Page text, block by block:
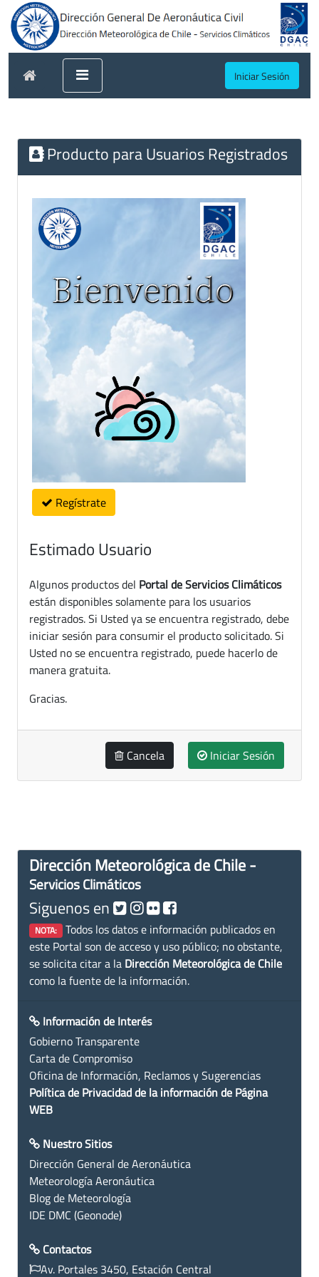
Iniciar Sesión
Producto para Usuarios Registrados
Regístrate
Estimado Usuario
Algunos productos del Portal de Servicios Climáticos
están disponibles solamente para los usuarios
registrados. Si Usted ya se encuentra registrado, debe
iniciar sesión para consumir el producto solicitado. Si
Usted no se encuentra registrado, puede hacerlo de
manera gratuita.
Gracias.
Cancela Iniciar Sesión
Dirección Meteorológica de Chile -
Servicios Climáticos
Siguenos en
NOTA: Todos los datos e información publicados en
este Portal son de acceso y uso público; no obstante,
se solicita citar a la Dirección Meteorológica de Chile
como la fuente de la información.
Información de Interés
Gobierno Transparente
Carta de Compromiso
Oficina de Información, Reclamos y Sugerencias
Política de Privacidad de la información de Página
WEB
Nuestro Sitios
Dirección General de Aeronáutica
Meteorología Aeronáutica
Blog de Meteorología
IDE DMC (Geonode)
Contactos
Av. Portales 3450, Estación Central